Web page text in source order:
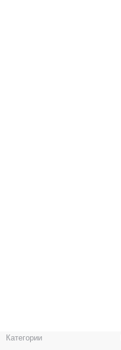
Категории